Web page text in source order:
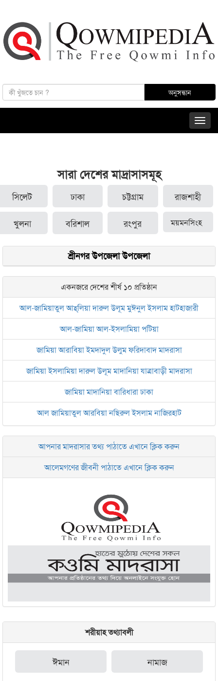
সারা দেশের মাদ্রাসাসমূহ
সিলেট ঢাকা চট্টগ্রাম রাজশাহী
খুলনা বরিশাল রংপুর ময়মনসিংহ
শ্রীনগর উপজেলা উপজেলা
একনজরে দেশের শীর্ষ ১০ প্রতিষ্ঠান
আল-জামিয়াতুল আহ্‌লিয়া দারুল উলূম মুঈনুল ইসলাম হাটহাজারী
আল-জামিয়া আল-ইসলামিয়া পটিয়া
জামিয়া আরাবিয়া ইমদাদুল উলুম ফরিদাবাদ মাদরাসা
জামিয়া ইসলামিয়া দারুল উলূম মাদানিয়া যাত্রাবাড়ী মাদরাসা
জামিয়া মাদানিয়া বারিধারা ঢাকা
আল জামিয়াতুল আরবিয়া নছিরুল ইসলাম নাজিরহাট
জামেয়া দারুল মা‘আরিফ আল-ইসলামিয়া চট্টগ্রাম
ইসলামিক রিসার্চ সেন্টার বাংলাদেশ বসুন্ধরা
জামেয়া আরাবিয়া রহমানিয়া, ঢাকা
জামেয়া কুরআনিয়া লালবাগ ঢাকা
আপনার মাদরাসার তথ্য পাঠাতে এখানে ক্লিক করুন
আলেমগণের জীবনী পাঠাতে এখানে ক্লিক করুন
শরীয়াহ তথ্যাবলী
ঈমান নামাজ